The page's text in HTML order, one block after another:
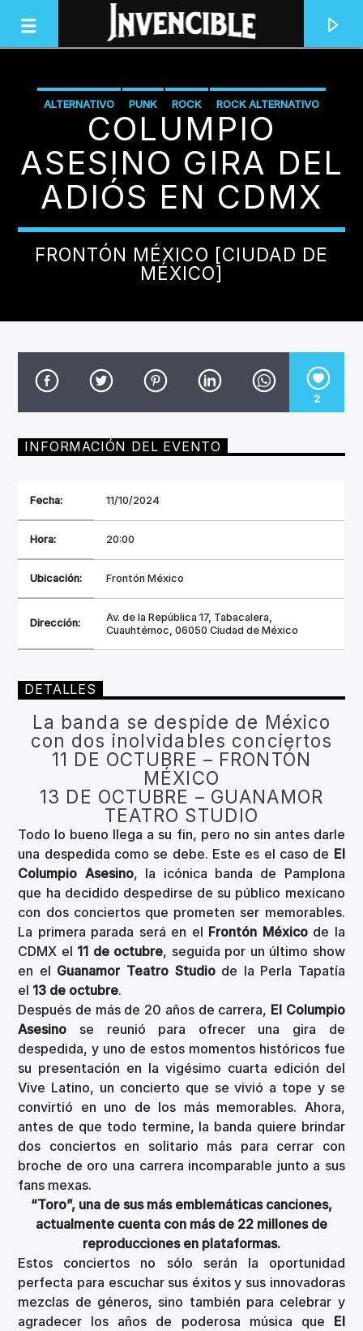
INVENCIBLE RADIO
JUNTOS SOMOS INVENCIBLES
TÍTULO
ARTISTA
Invencible Radio
ALTERNATIVO PUNK ROCK ROCK ALTERNATIVO
COLUMPIO
ASESINO GIRA DEL
ADIÓS EN CDMX
FRONTÓN MÉXICO [CIUDAD DE
MÉXICO]
2
INFORMACIÓN DEL EVENTO
Fecha: 11/10/2024
Hora: 20:00
Ubicación: Frontón México
Dirección:
Av. de la República 17, Tabacalera,
Cuauhtémoc, 06050 Ciudad de México
DETALLES
La banda se despide de México
con dos inolvidables conciertos
11 DE OCTUBRE – FRONTÓN
MÉXICO
13 DE OCTUBRE – GUANAMOR
TEATRO STUDIO
Todo lo bueno llega a su fin, pero no sin antes darle
una despedida como se debe. Este es el caso de El
Columpio Asesino, la icónica banda de Pamplona
que ha decidido despedirse de su público mexicano
con dos conciertos que prometen ser memorables.
La primera parada será en el Frontón Méxicode la
CDMX el 11 de octubre, seguida por un último show
en el Guanamor Teatro Studiode la Perla Tapatía
el 13 de octubre.
Después de más de 20 años de carrera, El Columpio
Asesino se reunió para ofrecer una gira de
despedida, y uno de estos momentos históricos fue
su presentación en la vigésimo cuarta edición del
Vive Latino, un concierto que se vivió a tope y se
convirtió en uno de los más memorables. Ahora,
antes de que todo termine, la banda quiere brindar
dos conciertos en solitario más para cerrar con
broche de oro una carrera incomparable junto a sus
fans mexas.
“Toro”, una de sus más emblemáticas canciones,
actualmente cuenta con más de 22 millones de
reproducciones en plataformas.
Estos conciertos no sólo serán la oportunidad
perfecta para escuchar sus éxitos y sus innovadoras
mezclas de géneros, sino también para celebrar y
agradecer los años de poderosa música que El